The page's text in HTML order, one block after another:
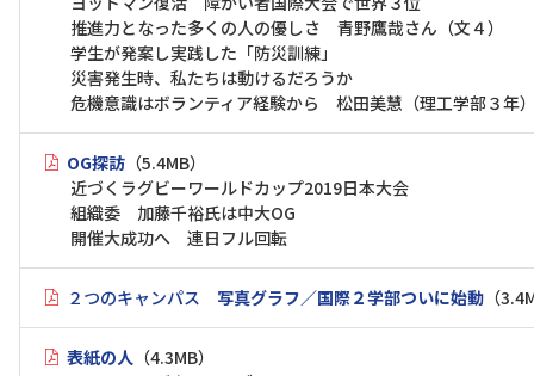
推進力となった多くの人の優しさ 青野鷹哉さん（文４）
学生が発案し実践した「防災訓練」
災害発生時、私たちは動けるだろうか
危機意識はボランティア経験から 松田美慧（理工学部３年
OG探訪 （5.4MB）
近づくラグビーワールドカップ2019日本大会
組織委 加藤千裕氏は中大OG
開催大成功へ 連日フル回転
２つのキャンパス 写真グラフ／国際２学部ついに始動 （
表紙の人 （4.3MB）